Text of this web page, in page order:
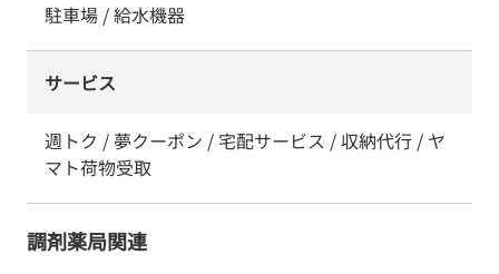
駐車場 / 給水機器
サービス
週トク / 夢クーポン / 宅配サービス / 収納代行 / ヤ
マト荷物受取
調剤薬局関連